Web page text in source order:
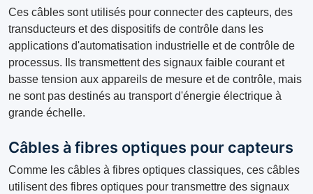
Ces câbles sont utilisés pour connecter des capteurs, des
transducteurs et des dispositifs de contrôle dans les
applications d'automatisation industrielle et de contrôle de
processus. Ils transmettent des signaux faible courant et
basse tension aux appareils de mesure et de contrôle, mais
ne sont pas destinés au transport d'énergie électrique à
grande échelle.
Câbles à fibres optiques pour capteurs
Comme les câbles à fibres optiques classiques, ces câbles
utilisent des fibres optiques pour transmettre des signaux